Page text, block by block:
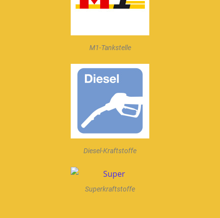
M1-Tankstelle
Diesel-Kraftstoffe
Superkraftstoffe